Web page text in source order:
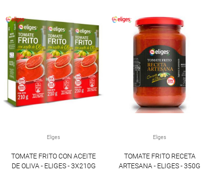
Eliges
TOMATE FRITO CON ACEITE
DE OLIVA - ELIGES - 3X210G
Eliges
TOMATE FRITO RECETA
ARTESANA - ELIGES - 350G